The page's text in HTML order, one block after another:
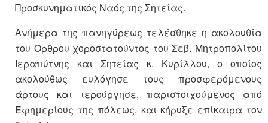
Προσκυνηματικός Ναός της Σητείας.
Ανήμερα της πανηγύρεως τελέσθηκε η ακολουθία
του Όρθρου χοροστατούντος του Σεβ. Μητροπολίτου
Ιεραπύτνης και Σητείας κ. Κυρίλλου, ο οποίος
ακολούθως ευλόγησε τους προσφερόμενους
άρτους και ιερούργησε, παριστοιχούμενος από
Εφημερίους της πόλεως, και κήρυξε επίκαιρα τον